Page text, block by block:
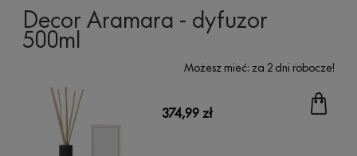
Decor Aramara - dyfuzor
500ml
Możesz mieć: za 2 dni robocze!
374,99 zł